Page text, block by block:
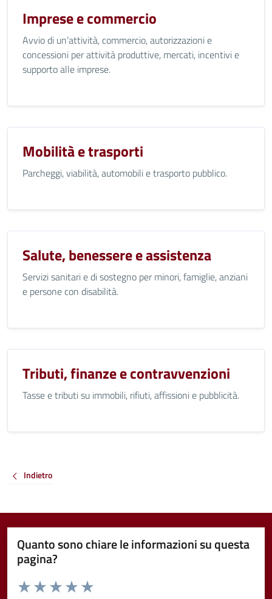
Imprese e commercio
Avvio di un’attività, commercio, autorizzazioni e
concessioni per attività produttive, mercati, incentivi e
supporto alle imprese.
Mobilità e trasporti
Parcheggi, viabilità, automobili e trasporto pubblico.
Salute, benessere e assistenza
Servizi sanitari e di sostegno per minori, famiglie, anziani
e persone con disabilità.
Tributi, finanze e contravvenzioni
Tasse e tributi su immobili, rifiuti, affissioni e pubblicità.
Indietro
Quanto sono chiare le informazioni su questa
pagina?
Valuta da 1 a 5 stelle la pagina